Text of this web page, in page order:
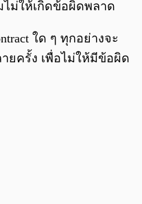
ไม่ให้เกิดข้อผิดพลาด
ใด ๆ ทุกอย่างจะ
ยครั้ง เพื่อไม่ให้มีข้อผิด